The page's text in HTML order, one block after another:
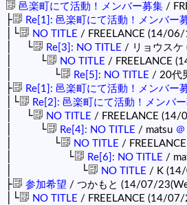
邑楽町にて活動！メンバー募集 /
├ Re[1]: 邑楽町にて活動！メンバー
│└ NO TITLE / FREELANCE (14/06/
│ └ Re[3]: NO TITLE / リョウス
│ └ NO TITLE / FREELANCE
│ └ Re[5]: NO TITLE / 20代
├ Re[1]: 邑楽町にて活動！メンバー
│└ Re[2]: 邑楽町にて活動！メンバ
│ └ NO TITLE / FREELANCE (14/
│ └ Re[4]: NO TITLE / matsu ＠
│ └ NO TITLE /
│ └ Re[6]: NO TITLE /
│ └ NO TITLE / K (14/
├ 参加希望 / つかもと (14/07/
│└ NO TITLE / FREELANCE (14/